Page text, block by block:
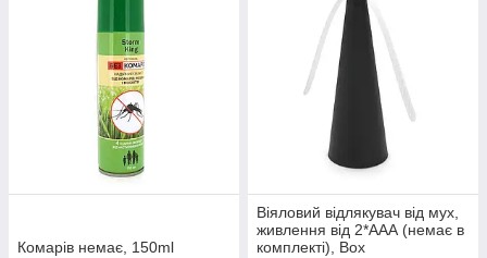
Комарів немає, 150ml
Віяловий відлякувач від мух,
живлення від 2*ААА (немає в
комплекті), Box